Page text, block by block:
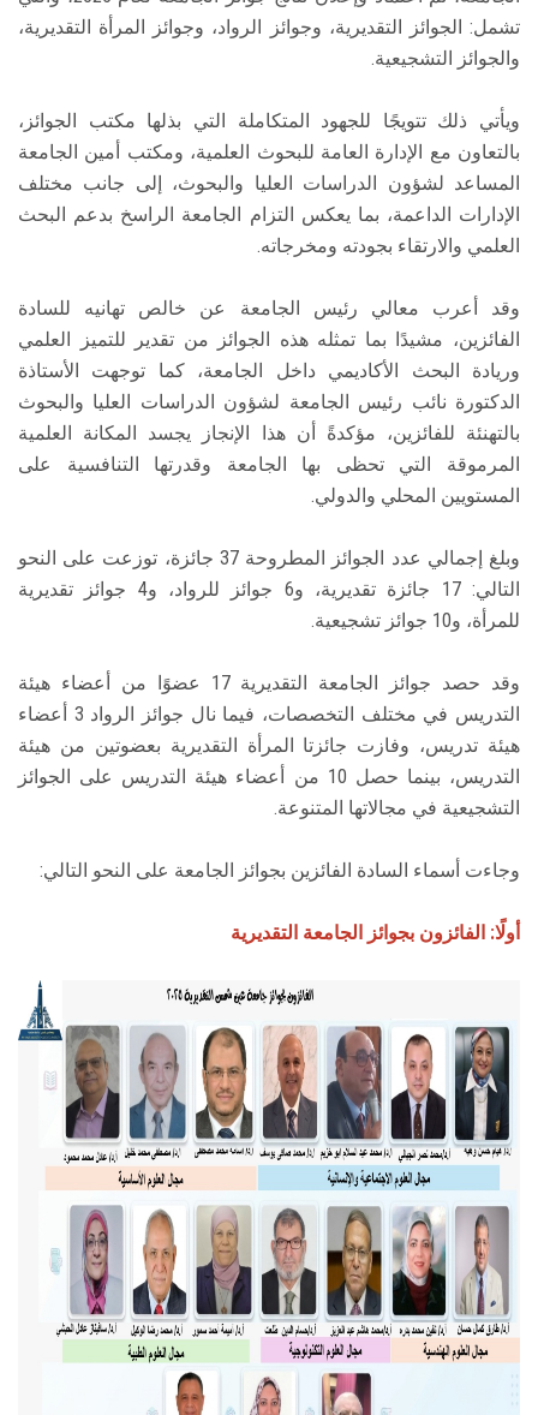
تشمل: الجوائز التقديرية، وجوائز الرواد، وجوائز المرأة التقديرية،
والجوائز التشجيعية.
ويأتي ذلك تتويجًا للجهود المتكاملة التي بذلها مكتب الجوائز،
بالتعاون مع الإدارة العامة للبحوث العلمية، ومكتب أمين الجامعة
المساعد لشؤون الدراسات العليا والبحوث، إلى جانب مختلف
الإدارات الداعمة، بما يعكس التزام الجامعة الراسخ بدعم البحث
العلمي والارتقاء بجودته ومخرجاته.
وقد أعرب معالي رئيس الجامعة عن خالص تهانيه للسادة
الفائزين، مشيدًا بما تمثله هذه الجوائز من تقدير للتميز العلمي
وريادة البحث الأكاديمي داخل الجامعة، كما توجهت الأستاذة
الدكتورة نائب رئيس الجامعة لشؤون الدراسات العليا والبحوث
بالتهنئة للفائزين، مؤكدةً أن هذا الإنجاز يجسد المكانة العلمية
المرموقة التي تحظى بها الجامعة وقدرتها التنافسية على
المستويين المحلي والدولي.
وبلغ إجمالي عدد الجوائز المطروحة 37 جائزة، توزعت على النحو
التالي: 17 جائزة تقديرية، و6 جوائز للرواد، و4 جوائز تقديرية
للمرأة، و10 جوائز تشجيعية.
وقد حصد جوائز الجامعة التقديرية 17 عضوًا من أعضاء هيئة
التدريس في مختلف التخصصات، فيما نال جوائز الرواد 3 أعضاء
هيئة تدريس، وفازت جائزتا المرأة التقديرية بعضوتين من هيئة
التدريس، بينما حصل 10 من أعضاء هيئة التدريس على الجوائز
التشجيعية في مجالاتها المتنوعة.
وجاءت أسماء السادة الفائزين بجوائز الجامعة على النحو التالي:
أولًا: الفائزون بجوائز الجامعة التقديرية